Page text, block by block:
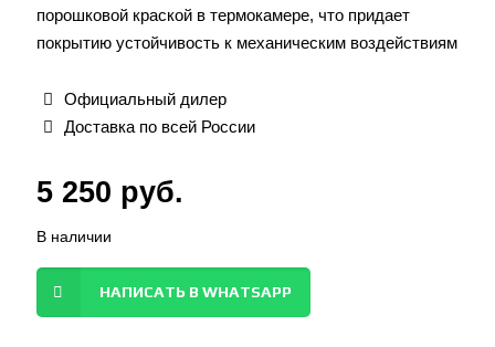
порошковой краской в термокамере, что придает
покрытию устойчивость к механическим воздействиям
Официальный дилер
Доставка по всей России
5 250 руб.
В наличии
НАПИСАТЬ В WHATSAPP